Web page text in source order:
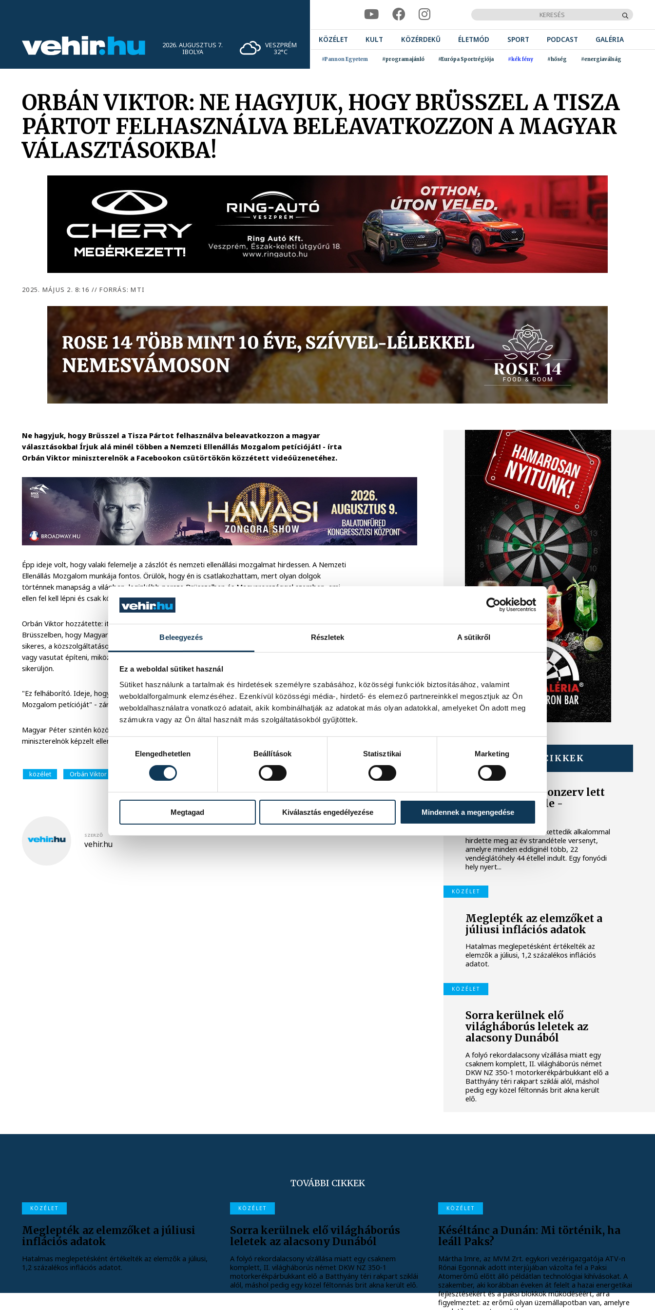
Beleegyezés Részletek A sütikről
Ez a weboldal sütiket használ
Sütiket használunk a tartalmak és hirdetések személyre szabásához, közösségi funkciók biztosításához, valamint
weboldalforgalmunk elemzéséhez. Ezenkívül közösségi média-, hirdető- és elemező partnereinkkel megosztjuk az Ön
weboldalhasználatra vonatkozó adatait, akik kombinálhatják az adatokat más olyan adatokkal, amelyeket Ön adott meg
számukra vagy az Ön által használt más szolgáltatásokból gyűjtöttek.
Hozzájárulás kiválasztása
Elengedhetetlen
Beállítások Statisztikai Marketing
Megtagad Kiválasztás engedélyezése Mindennek a megengedése
2026. AUGUSZTUS 7.
IBOLYA
VESZPRÉM
32°C
KÖZÉLET KULT KÖZÉRDEKŰ ÉLETMÓD SPORT PODCAST GALÉRIA
#Pannon Egyetem #programajánló #Európa Sportrégiója #kék fény #hőség #energiaválság
ORBÁN VIKTOR: NE HAGYJUK, HOGY BRÜSSZEL A TISZA
PÁRTOT FELHASZNÁLVA BELEAVATKOZZON A MAGYAR
VÁLASZTÁSOKBA!
2025. MÁJUS 2. 8:16 // FORRÁS: MTI
Ne hagyjuk, hogy Brüsszel a Tisza Pártot felhasználva beleavatkozzon a magyar
választásokba! Írjuk alá minél többen a Nemzeti Ellenállás Mozgalom petícióját! - írta
Orbán Viktor miniszterelnök a Facebookon csütörtökön közzétett videóüzenetéhez.
Épp ideje volt, hogy valaki felemelje a zászlót és nemzeti ellenállási mozgalmat hirdessen. A Nemzeti
Ellenállás Mozgalom munkája fontos. Örülök, hogy én is csatlakozhattam, mert olyan dolgok
történnek manapság a világban, leginkább persze Brüsszelben és Magyarországgal szemben, ami
ellen fel kell lépni és csak közösen tudunk fellépni" - mondta a kormányfő a videóban.
Orbán Viktor hozzátette: itt van például Kollár Kinga ügye, a Tiszások dolga, akik azért dolgoznak
Brüsszelben, hogy Magyarországnak ne sikerüljön, hogy Magyarország gazdasága ne legyen
sikeres, a közszolgáltatások színvonala ne javuljon, ne tudjunk felújítani 50 kórházat, utakat, hidakat
vagy vasutat építeni, miközben itt Magyarországon emberek milliói dolgoznak azért, hogy mindez
sikerüljön.
"Ez felháborító. Ideje, hogy felemeljük a hangunkat, töltsék ki minél többen a Nemzeti Ellenállás
Mozgalom petícióját" - zárta videóját Orbán Viktor.
Magyar Péter szintén közösségi oldalán reagált a videóre. A Tisza Párt elnöke szerint a
miniszterelnök képzelt ellenségek ellen hirdetett nemzeti ellenállást.
közélet Orbán Viktor Magyar Péter
SZERZŐ
vehir.hu
TOVÁBBI CIKKEK
Egy furcsa halkonzerv lett
az Év Strandétele -
mutatjuk!
A Balatoni Kör idén tizenkettedik alkalommal
hirdette meg az év strandétele versenyt,
amelyre minden eddiginél több, 22
vendéglátóhely 44 étellel indult. Egy fonyódi
hely nyert...
KÖZÉLET
Meglepték az elemzőket a
júliusi inflációs adatok
Hatalmas meglepetésként értékelték az
elemzők a júliusi, 1,2 százalékos inflációs
adatot.
KÖZÉLET
Sorra kerülnek elő
világháborús leletek az
alacsony Dunából
A folyó rekordalacsony vízállása miatt egy
csaknem komplett, II. világháborús német
DKW NZ 350-1 motorkerékpárbukkant elő a
Batthyány téri rakpart sziklái alól, máshol
pedig egy közel féltonnás brit akna került
elő.
TOVÁBBI CIKKEK
KÖZÉLET
Meglepték az elemzőket a júliusi
inflációs adatok
Hatalmas meglepetésként értékelték az elemzők a júliusi,
1,2 százalékos inflációs adatot.
KÖZÉLET
Sorra kerülnek elő világháborús
leletek az alacsony Dunából
A folyó rekordalacsony vízállása miatt egy csaknem
komplett, II. világháborús német DKW NZ 350-1
motorkerékpárbukkant elő a Batthyány téri rakpart sziklái
alól, máshol pedig egy közel féltonnás brit akna került elő.
KÖZÉLET
Késéltánc a Dunán: Mi történik, ha
leáll Paks?
Mártha Imre, az MVM Zrt. egykori vezérigazgatója ATV-n
Rónai Egonnak adott interjújában vázolta fel a Paksi
Atomerőmű előtt álló példátlan technológiai kihívásokat. A
szakember, aki korábban éveken át felelt a hazai energetikai
fejlesztésekért és a paksi blokkok működéséért, arra
figyelmeztet: az erőmű olyan üzemállapotban van, amelyre